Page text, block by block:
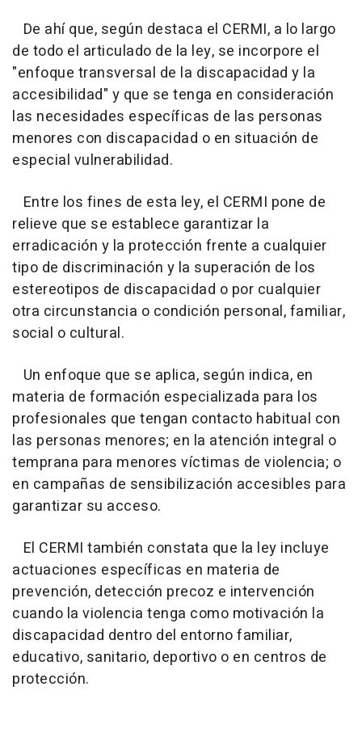
De ahí que, según destaca el CERMI, a lo largo
de todo el articulado de la ley, se incorpore el
"enfoque transversal de la discapacidad y la
accesibilidad" y que se tenga en consideración
las necesidades específicas de las personas
menores con discapacidad o en situación de
especial vulnerabilidad.
Entre los fines de esta ley, el CERMI pone de
relieve que se establece garantizar la
erradicación y la protección frente a cualquier
tipo de discriminación y la superación de los
estereotipos de discapacidad o por cualquier
otra circunstancia o condición personal, familiar,
social o cultural.
Un enfoque que se aplica, según indica, en
materia de formación especializada para los
profesionales que tengan contacto habitual con
las personas menores; en la atención integral o
temprana para menores víctimas de violencia; o
en campañas de sensibilización accesibles para
garantizar su acceso.
El CERMI también constata que la ley incluye
actuaciones específicas en materia de
prevención, detección precoz e intervención
cuando la violencia tenga como motivación la
discapacidad dentro del entorno familiar,
educativo, sanitario, deportivo o en centros de
protección.